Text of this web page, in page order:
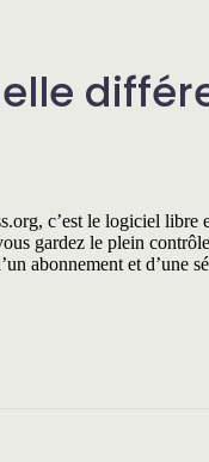
c’est le logiciel libre
gardez le plein
abonnement et d’une